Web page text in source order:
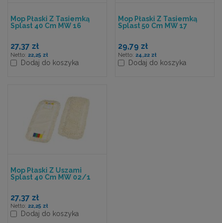
Mop Płaski Z Tasiemką
Splast 40 Cm MW 16
27,37 zł
22,25 zł
Dodaj do koszyka
Mop Płaski Z Tasiemką
Splast 50 Cm MW 17
29,79 zł
24,22 zł
Dodaj do koszyka
Mop Płaski Z Uszami
Splast 40 Cm MW 02/1
27,37 zł
22,25 zł
Dodaj do koszyka